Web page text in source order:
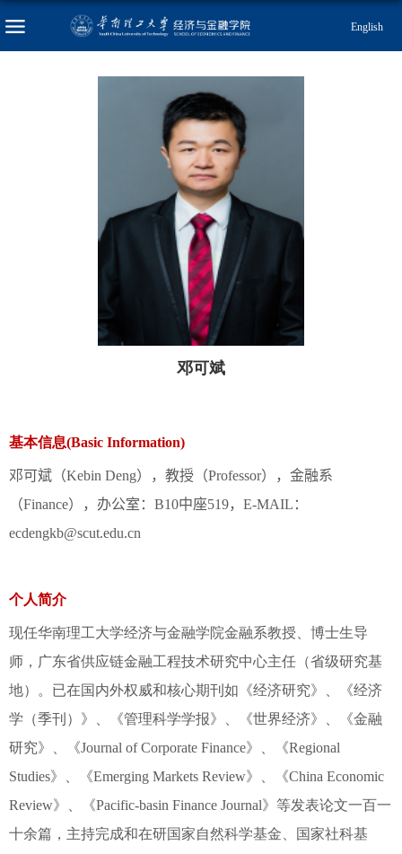
English
邓可斌
基本信息(Basic Information)
邓可斌（Kebin Deng），教授（Professor），金融系
（Finance），办公室：B10中座519，E-MAIL：
ecdengkb@scut.edu.cn
个人简介
现任华南理工大学经济与金融学院金融系教授、博士生导
师，广东省供应链金融工程技术研究中心主任（省级研究基
地）。已在国内外权威和核心期刊如《经济研究》、《经济
学（季刊）》、《管理科学学报》、《世界经济》、《金融
研究》、《Journal of Corporate Finance》、《Regional
Studies》、《Emerging Markets Review》、《China Economic
Review》、《Pacific-basin Finance Journal》等发表论文一百一
十余篇，主持完成和在研国家自然科学基金、国家社科基